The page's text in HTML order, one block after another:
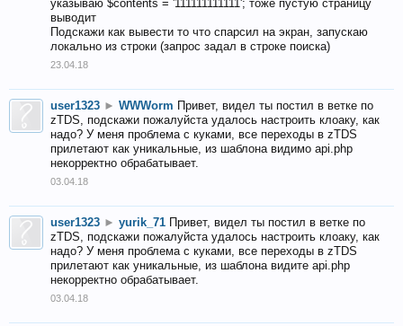
указываю $contents = '111111111111'; тоже пустую страницу
выводит
Подскажи как вывести то что спарсил на экран, запускаю
локально из строки (запрос задал в строке поиска)
23.04.18
user1323 ► WWWorm Привет, видел ты постил в ветке по
zTDS, подскажи пожалуйста удалось настроить клоаку, как
надо? У меня проблема с куками, все переходы в zTDS
прилетают как уникальные, из шаблона видимо api.php
некорректно обрабатывает.
03.04.18
user1323 ► yurik_71 Привет, видел ты постил в ветке по
zTDS, подскажи пожалуйста удалось настроить клоаку, как
надо? У меня проблема с куками, все переходы в zTDS
прилетают как уникальные, из шаблона видите api.php
некорректно обрабатывает.
03.04.18